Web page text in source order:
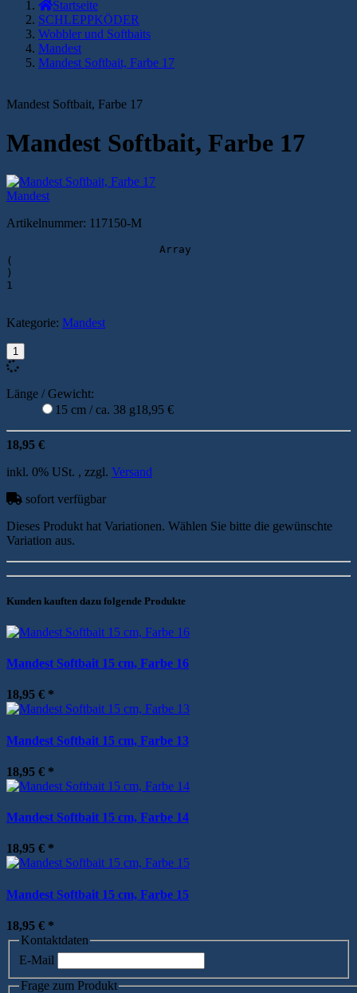
Startseite
SCHLEPPKÖDER
Wobbler und Softbaits
Mandest
Mandest Softbait, Farbe 17
Mandest Softbait, Farbe 17
Mandest Softbait, Farbe 17
Mandest
Artikelnummer: 117150-M
                        Array
(
)
1
Kategorie: Mandest
Länge / Gewicht:
15 cm / ca. 38 g18,95 €
18,95 €
inkl. 0% USt. , zzgl. Versand
sofort verfügbar
Dieses Produkt hat Variationen. Wählen Sie bitte die gewünschte
Variation aus.
Kunden kauften dazu folgende Produkte
Mandest Softbait 15 cm, Farbe 16
18,95 € *
Mandest Softbait 15 cm, Farbe 13
18,95 € *
Mandest Softbait 15 cm, Farbe 14
18,95 € *
Mandest Softbait 15 cm, Farbe 15
18,95 € *
Kontaktdaten
E-Mail
Frage zum Produkt